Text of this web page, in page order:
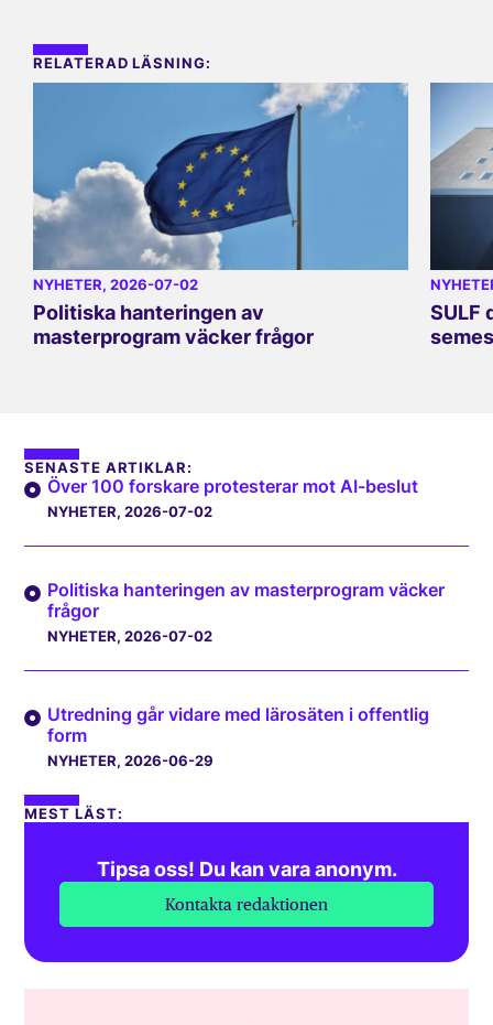
RELATERAD LÄSNING:
NYHETER, 2026-07-02
Politiska hanteringen av
masterprogram väcker frågor
SULF
SENASTE ARTIKLAR:
Över 100 forskare protesterar mot AI-beslut
NYHETER, 2026-07-02
Politiska hanteringen av masterprogram väcker
frågor
NYHETER, 2026-07-02
Utredning går vidare med lärosäten i offentlig
form
NYHETER, 2026-06-29
MEST LÄST:
Tipsa oss! Du kan vara anonym.
Kontakta redaktionen